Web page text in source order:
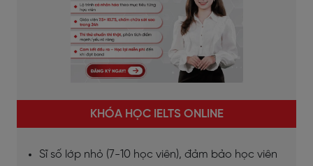
KHÓA HỌC IELTS ONLINE
Sĩ số lớp nhỏ (7-10 học viên), đảm bảo học viên